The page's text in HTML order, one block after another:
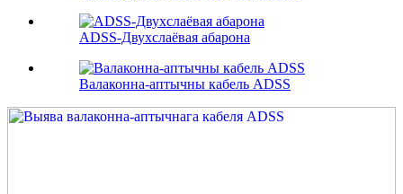
ADSS-Двухслаёвая абарона
Валаконна-аптычны кабель ADSS